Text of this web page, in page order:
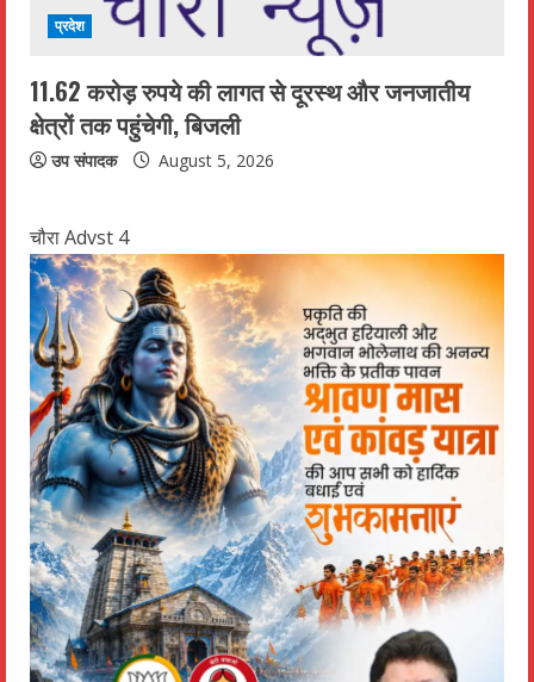
प्रदेश
11.62 करोड़ रुपये की लागत से दूरस्थ और जनजातीय
क्षेत्रों तक पहुंचेगी, बिजली
उप संपादक August 5, 2026
चौरा Advst 4